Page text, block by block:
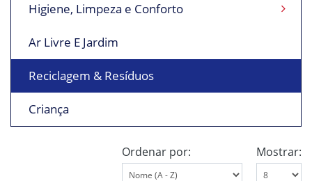
Higiene, Limpeza e Conforto
Ar Livre E Jardim
Reciclagem & Resíduos
Criança
Mostrar:
Ordenar por: